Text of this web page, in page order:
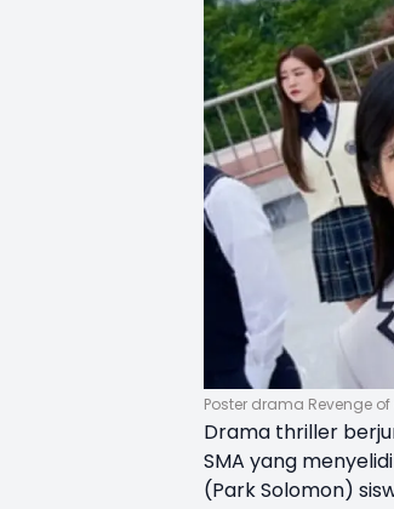
Poster drama Revenge
Drama thriller
SMA yang
(Park Solomon)